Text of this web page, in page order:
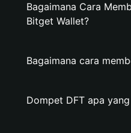
Bagaimana Cara
Bitget Wallet?
Bagaimana cara
Dompet DFT apa